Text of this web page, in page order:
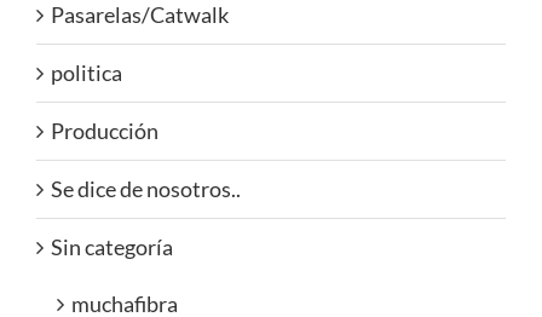
Pasarelas/Catwalk
politica
Producción
Se dice de nosotros..
Sin categoría
muchafibra